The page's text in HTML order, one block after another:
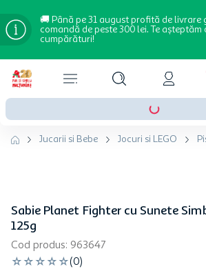
🚚 Până pe 31 august profită de livrare
comandă de peste 300 lei. Te așteptăm
cumpărături!
Jucarii si Bebe Jocuri si LEGO
Sabie Planet Fighter cu Sunete
125g
Cod produs: 963647
☆ ☆ ☆ ☆ ☆(0)